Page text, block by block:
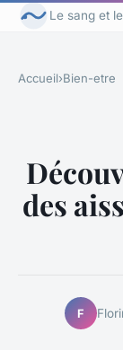
Le sang et
Accueil›Bien-etre
des
F